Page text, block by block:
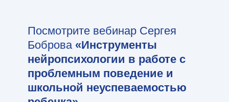
Посмотрите вебинар Сергея
Боброва «Инструменты
нейропсихологии в работе с
проблемным поведение и
школьной неуспеваемостью